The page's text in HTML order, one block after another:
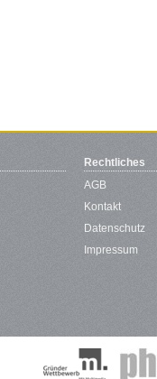
Rechtliches
AGB
Kontakt
Datenschutz
Impressum